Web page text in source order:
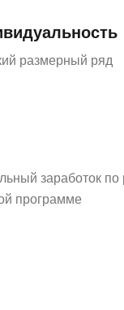
размерный ряд
заработок
программе